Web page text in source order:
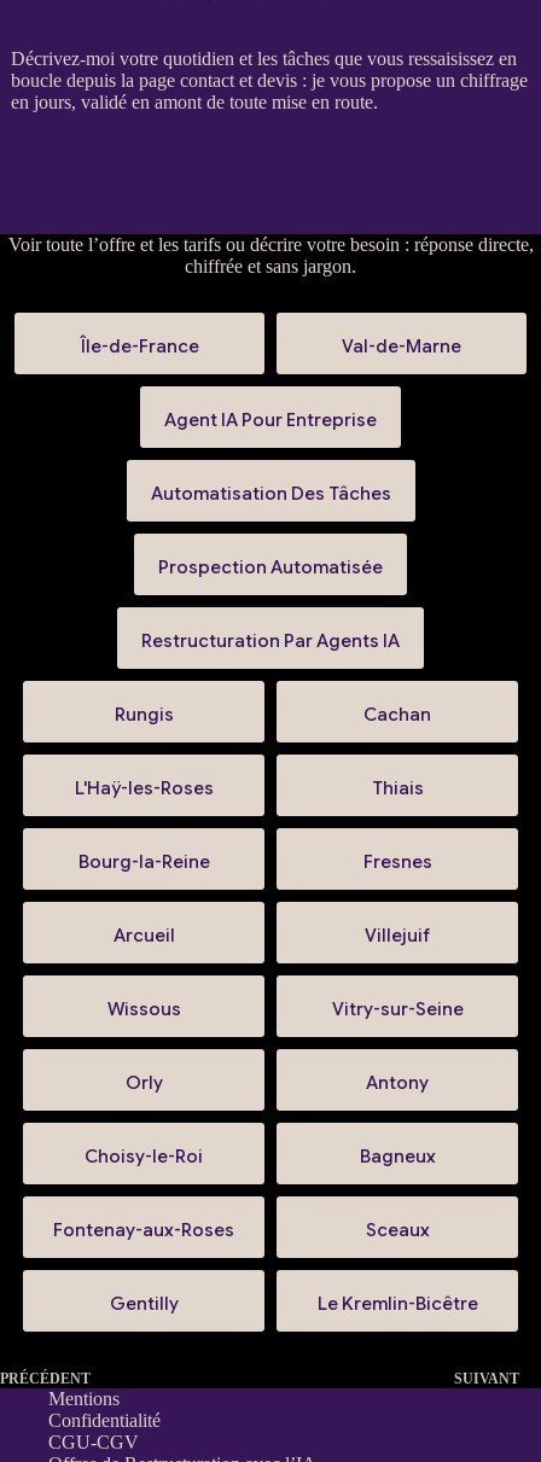
Décrivez-moi votre quotidien et les tâches que vous ressaisissez en
boucle depuis la page contact et devis: je vous propose un chiffrage
en jours, validé en amont de toute mise en route.
Voirtoute l’offre et les tarifsou décrire votre besoin : réponse directe,
chiffrée et sans jargon.
Île-de-France Val-de-Marne
Agent IA Pour Entreprise
Automatisation Des Tâches
Prospection Automatisée
Restructuration Par Agents IA
Rungis Cachan
L'Haÿ-les-Roses Thiais
Bourg-la-Reine Fresnes
Arcueil Villejuif
Wissous Vitry-sur-Seine
Orly Antony
Choisy-le-Roi Bagneux
Fontenay-aux-Roses Sceaux
Gentilly Le Kremlin-Bicêtre
PRÉCÉDENT SUIVANT
Mentions
Confidentialité
CGU-CGV